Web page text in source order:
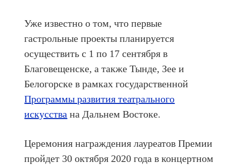
Уже известно о том, что первые
гастрольные проекты планируется
осуществить с 1 по 17 сентября в
Благовещенске, а также Тынде, Зее и
Белогорске в рамках государственной
Программы развития театрального
искусства на Дальнем Востоке.
Церемония награждения лауреатов Премии
пройдет 30 октября 2020 года в концертном